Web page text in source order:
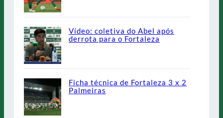
Vídeo: coletiva do Abel após
derrota para o Fortaleza
Ficha técnica de Fortaleza 3 x 2
Palmeiras